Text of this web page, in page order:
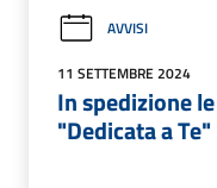
AVVISI
11 SETTEMBRE 2024
In spedizione
"Dedicata a Te"